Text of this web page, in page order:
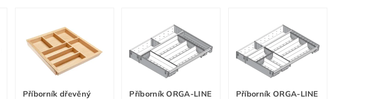
Příborník dřevěný
Příborník ORGA-LINE
Příborník ORGA-LINE